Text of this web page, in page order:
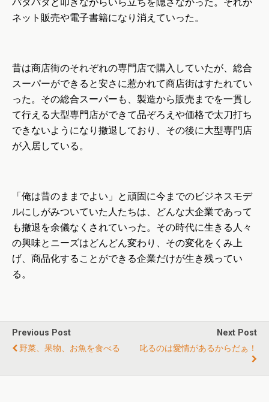
パタパタと叩きながらいら立ちを隠さなかった。それが
ネット販売や電子書籍になり消えていった。
昔は商店街のそれぞれの専門店で購入していたが、総合
スーパーができると安さに惹かれて商店街はすたれてい
った。その総合スーパーも、製造から販売までを一貫し
て行える大型専門店ができて品ぞろえや価格で太刀打ち
できないようになり撤退しており、その後に大型専門店
が入居している。
「俺は昔のままでよい」と頑固に今までのビジネスモデ
ルにしがみついていた人たちは、どんな大企業であって
も撤退を余儀なくされていった。その時代に生きる人々
の興味とニーズはどんどん変わり、その変化をくみ上
げ、商品化することができる企業だけが生き残ってい
る。
Previous Post
野菜、果物、お魚を食べる
Next Post
叱るのは愛情があるからだぁ！